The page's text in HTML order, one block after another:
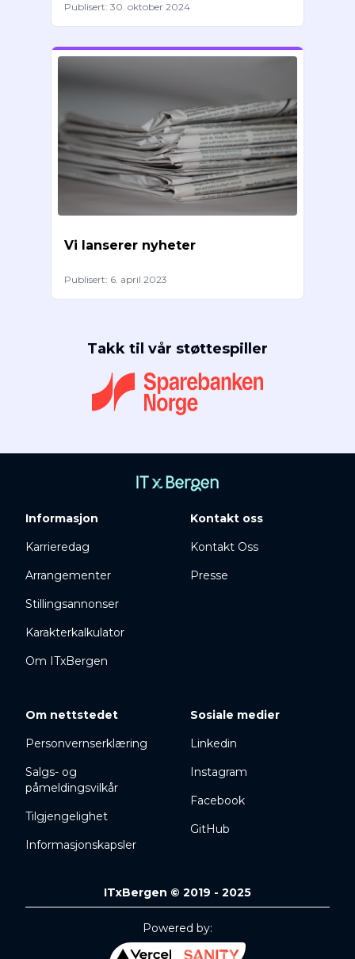
Publisert: 30. oktober 2024
Vi lanserer nyheter
Publisert: 6. april 2023
Takk til vår støttespiller
Informasjon
Karrieredag
Arrangementer
Stillingsannonser
Karakterkalkulator
Om ITxBergen
Kontakt oss
Kontakt Oss
Presse
Om nettstedet
Personvernserklæring
Salgs- og
påmeldingsvilkår
Tilgjengelighet
Informasjonskapsler
Sosiale medier
Linkedin
Instagram
Facebook
GitHub
ITxBergen © 2019 - 2025
Powered by: